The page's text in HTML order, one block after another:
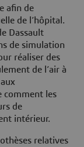
afin de
de l’hôpital.
Dassault
de simulation
réaliser des
de l’air à
comment les
de
intérieur.
relatives